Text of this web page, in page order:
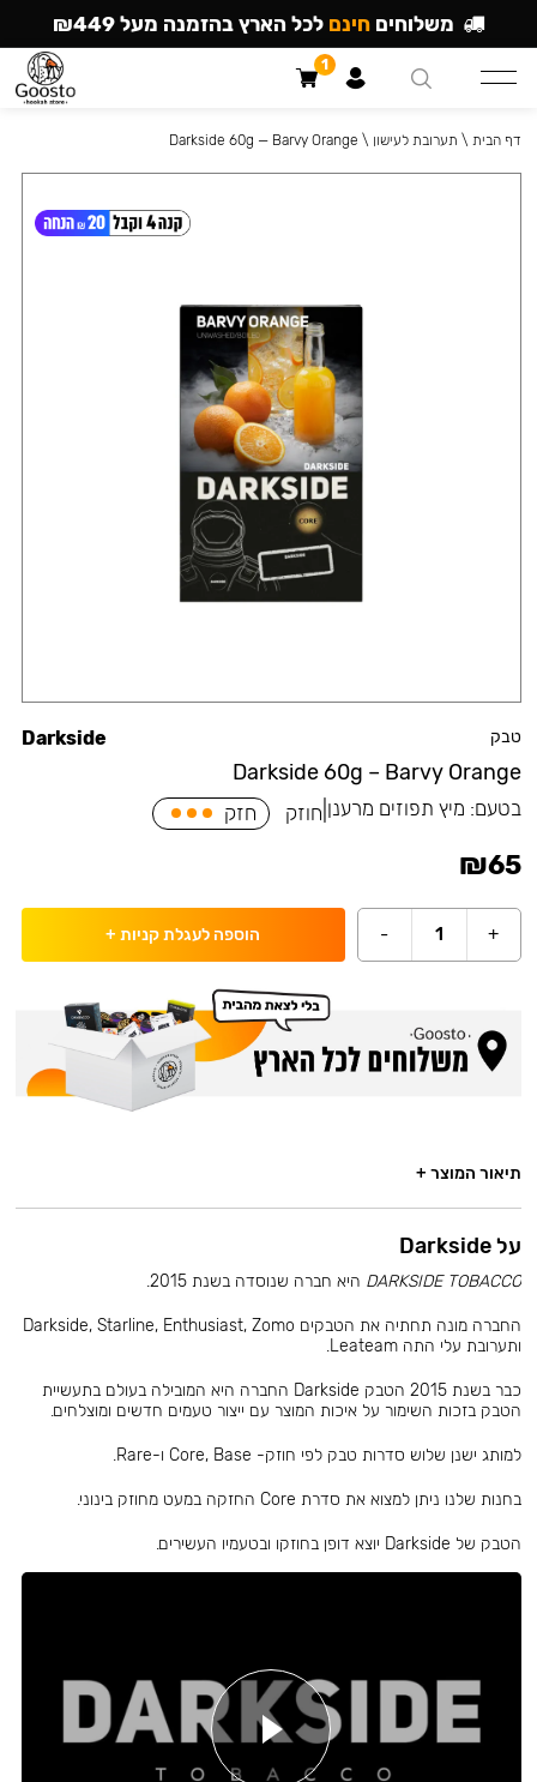
טבק
Darkside 60g – Barvy Orange
Darkside
בטעם: מיץ תפוזים מרענן חוזק חזק
₪65
+
1
- הוספה לעגלת קניות +
דף הבית \ תערובת לעישון \
Darkside 60g — Barvy Orange
תיאור המוצר +
על Darkside
DARKSIDE TOBACCO היא חברה שנוסדה בשנת 2015.
החברה מונה תחתיה את הטבקים Darkside, Starline, Enthusiast, Zomo
ותערובת עלי התה Leateam.
כבר בשנת 2015 הטבק Darkside החברה היא המובילה בעולם בתעשיית
הטבק בזכות השימור על איכות המוצר עם ייצור טעמים חדשים ומוצלחים.
למותג ישנן שלוש סדרות טבק לפי חוזק- Core, Base ו-Rare.
בחנות שלנו ניתן למצוא את סדרת Core החזקה במעט מחוזק בינוני.
הטבק של Darkside יוצא דופן בחוזקו ובטעמיו העשירים.
משלוחים חינם לכל הארץ בהזמנה מעל ₪449
1